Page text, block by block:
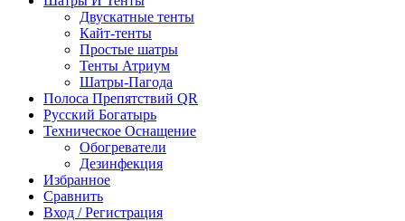
Двускатные тенты
Кайт-тенты
Простые шатры
Тенты Атриум
Шатры-Пагода
Полоса Препятствий QR
Русский Богатырь
Техническое Оснащение
Обогреватели
Дезинфекция
Избранное
Сравнить
Вход / Регистрация